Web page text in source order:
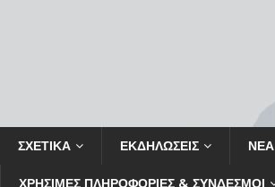
ΣΧΕΤΙΚΑ ΕΚΔΗΛΩΣΕΙΣ ΝΕΑ
ΧΡΗΣΙΜΕΣ ΠΛΗΡΟΦΟΡΙΕΣ & ΣΥΝΔΕΣΜΟΙ